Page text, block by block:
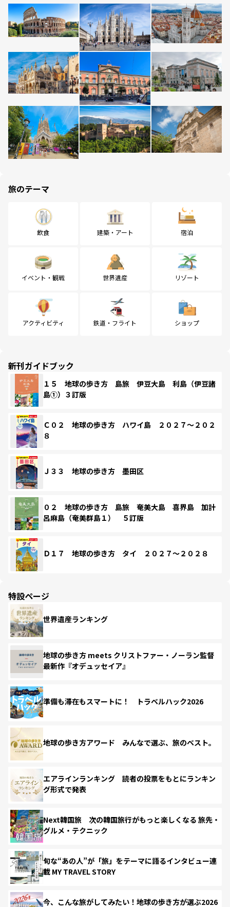
旅のテーマ
飲食 建築・アート 宿泊
イベント・観戦 世界遺産 リゾート
アクティビティ 鉄道・フライト ショップ
新刊ガイドブック
１５ 地球の歩き方 島旅 伊豆大島 利島（伊豆諸
島①）３訂版
Ｃ０２ 地球の歩き方 ハワイ島 ２０２７～２０２
８
Ｊ３３ 地球の歩き方 墨田区
０２ 地球の歩き方 島旅 奄美大島 喜界島 加計
呂麻島（奄美群島１） ５訂版
Ｄ１７ 地球の歩き方 タイ ２０２７～２０２８
特設ページ
世界遺産ランキング
地球の歩き方 meets クリストファー・ノーラン監督
最新作『オデュッセイア』
準備も滞在もスマートに！ トラベルハック2026
地球の歩き方アワード みんなで選ぶ、旅のベスト。
エアラインランキング 読者の投票をもとにランキン
グ形式で発表
Next韓国旅 次の韓国旅行がもっと楽しくなる 旅先・
グルメ・テクニック
旬な“あの人”が「旅」をテーマに語るインタビュー連
載 MY TRAVEL STORY
今、こんな旅がしてみたい！地球の歩き方が選ぶ2026